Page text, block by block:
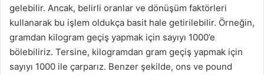
gelebilir. Ancak, belirli oranlar ve dönüşüm faktörleri
kullanarak bu işlem oldukça basit hale getirilebilir. Örneğin,
gramdan kilogram geçiş yapmak için sayıyı 1000’e
bölebiliriz. Tersine, kilogramdan gram geçiş yapmak için
sayıyı 1000 ile çarparız. Benzer şekilde, ons ve pound